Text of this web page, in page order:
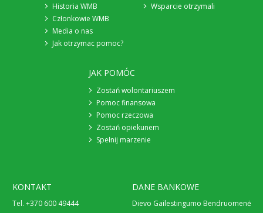
Historia WMB
Członkowie WMB
Media o nas
Jak otrzymac pomoc?
Wsparcie otrzymali
JAK POMÓC
Zostań wolontariuszem
Pomoc finansowa
Pomoc rzeczowa
Zostań opiekunem
Spełnij marzenie
KONTAKT
Tel. +370 600 49444
DANE BANKOWE
Dievo Gailestingumo Bendruomenė